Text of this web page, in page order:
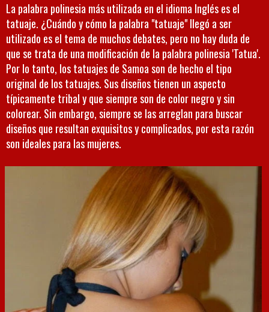
La palabra polinesia más utilizada en el idioma Inglés es el
tatuaje. ¿Cuándo y cómo la palabra "tatuaje" llegó a ser
utilizado es el tema de muchos debates, pero no hay duda de
que se trata de una modificación de la palabra polinesia 'Tatua'.
Por lo tanto, los tatuajes de Samoa son de hecho el tipo
original de los tatuajes. Sus diseños tienen un aspecto
típicamente tribal y que siempre son de color negro y sin
colorear. Sin embargo, siempre se las arreglan para buscar
diseños que resultan exquisitos y complicados, por esta razón
son ideales para las mujeres.